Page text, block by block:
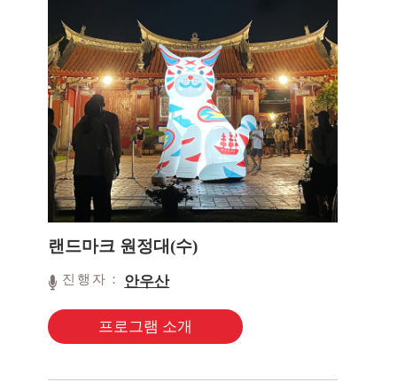
랜드마크 원정대(수)
진행자： 안우산
프로그램 소개